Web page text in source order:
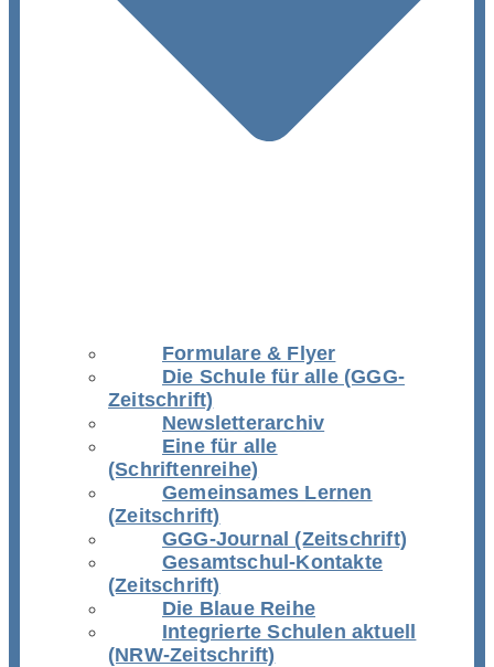
Formulare & Flyer
Die Schule für alle (GGG-
Zeitschrift)
Newsletterarchiv
Eine für alle
(Schriftenreihe)
Gemeinsames Lernen
(Zeitschrift)
GGG-Journal (Zeitschrift)
Gesamtschul-Kontakte
(Zeitschrift)
Die Blaue Reihe
Integrierte Schulen aktuell
(NRW-Zeitschrift)